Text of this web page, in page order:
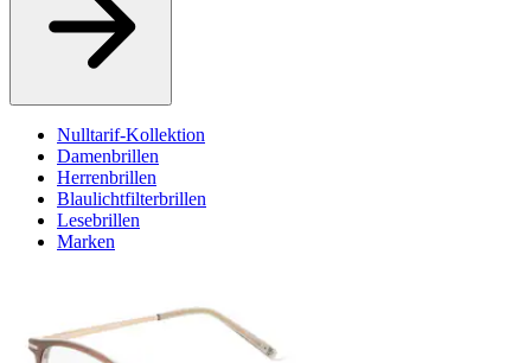
Nulltarif-Kollektion
Damenbrillen
Herrenbrillen
Blaulichtfilterbrillen
Lesebrillen
Marken